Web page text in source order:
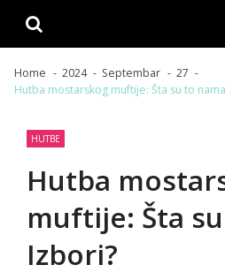
Home 2024 Septembar
27
Hutba mostarskog muftije: Šta su to
HUTBE
Hutba
muftije: Šta
Izbori?